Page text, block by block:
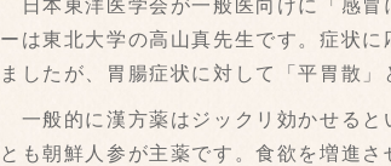
日本東洋医学会が一般医向けに「感冒
ーは東北大学の高山真先生です。症状
ましたが、胃腸症状に対して「平胃散
一般的に漢方薬はジックリ効かせると
とも朝鮮人参が主薬です。食欲を増進